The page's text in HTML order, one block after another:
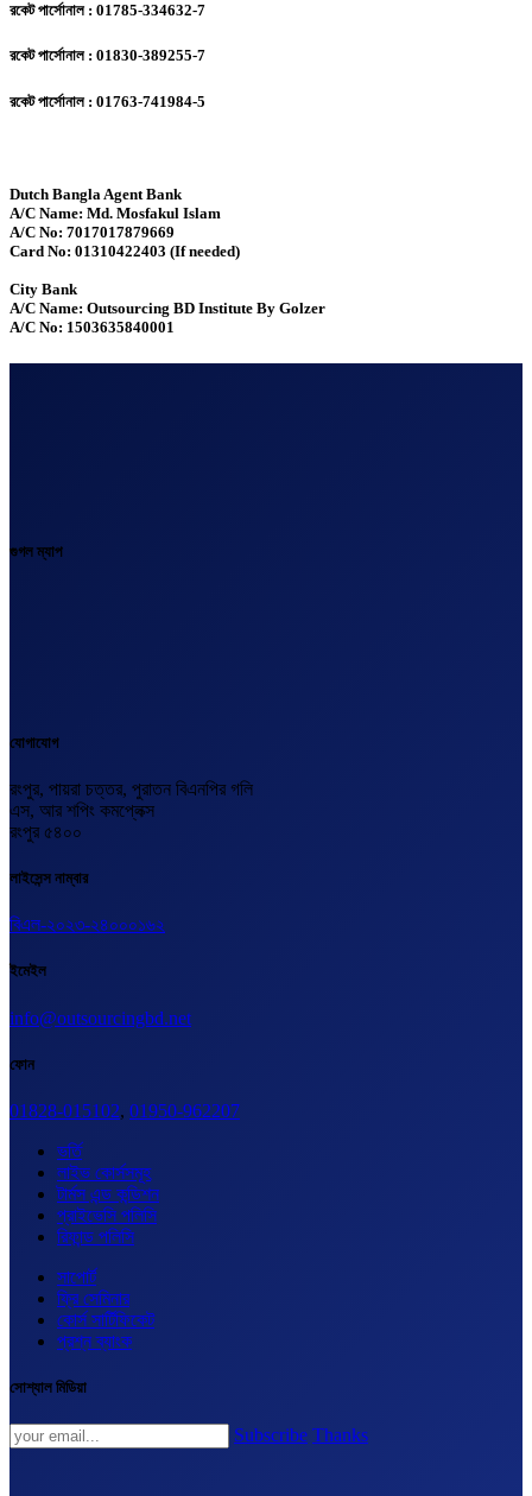
রকেট পার্সোনাল : 01785-334632-7
রকেট পার্সোনাল : 01830-389255-7
রকেট পার্সোনাল : 01763-741984-5
Dutch Bangla Agent Bank
A/C Name: Md. Mosfakul Islam
A/C No: 7017017879669
Card No: 01310422403 (If needed)
City Bank
A/C Name: Outsourcing BD Institute By Golzer
A/C No: 1503635840001
গুগল ম্যাপ
যোগাযোগ
রংপুর, পায়রা চত্তর, পুরাতন বিএনপির গলি
এস, আর শপিং কমপ্লেক্স
রংপুর ৫৪০০
লাইসেন্স নাম্বার
বিএল-২০২৩-২৪০০০১৬২
ইমেইল
info@outsourcingbd.net
ফোন
01828-015102, 01950-962207
ভর্তি
লাইভ কোর্সসমূহ
টার্মস এন্ড কন্ডিশন
প্রাইভেসি পলিসি
রিফান্ড পলিসি
সাপোর্ট
ফ্রি সেমিনার
কোর্স সার্টিফিকেট
প্রশ্ন ব্যাংক
সোশ্যাল মিডিয়া
Subscribe Thanks